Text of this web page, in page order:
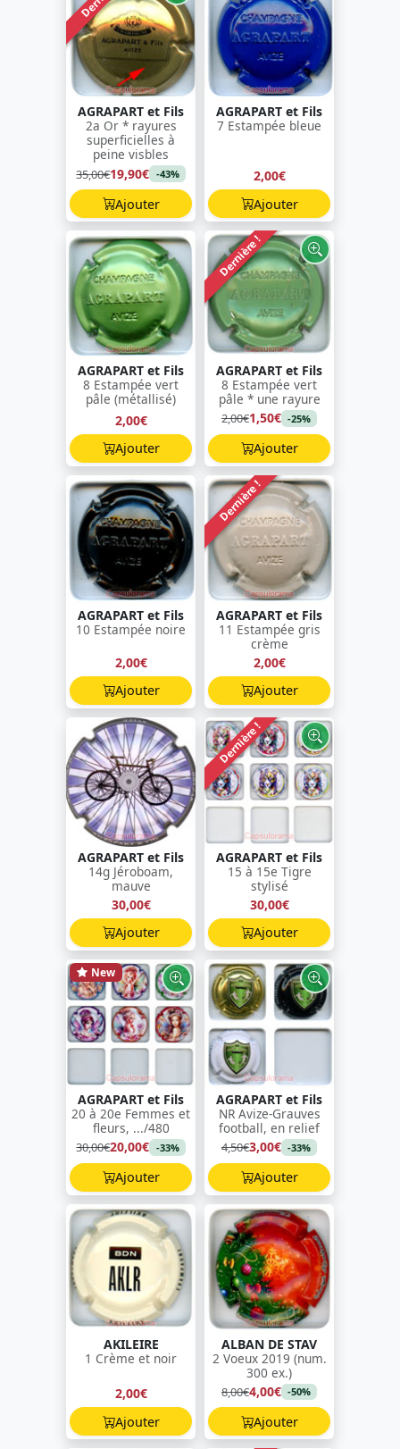
AGRAPART et Fils
2a Or * rayures
superficielles à
peine visbles
35,00€19,90€ -43%
Ajouter
AGRAPART et Fils
7 Estampée bleue
2,00€
Ajouter
AGRAPART et Fils
8 Estampée vert
pâle (métallisé)
2,00€
Ajouter
Dernière !
AGRAPART et Fils
8 Estampée vert
pâle * une rayure
2,00€1,50€ -25%
Ajouter
AGRAPART et Fils
10 Estampée noire
2,00€
Ajouter
Dernière !
AGRAPART et Fils
11 Estampée gris
crème
2,00€
Ajouter
AGRAPART et Fils
14g Jéroboam,
mauve
30,00€
Ajouter
Dernière !
AGRAPART et Fils
15 à 15e Tigre
stylisé
30,00€
Ajouter
New
AGRAPART et Fils
20 à 20e Femmes et
fleurs, .../480
30,00€20,00€ -33%
Ajouter
AGRAPART et Fils
NR Avize-Grauves
football, en relief
4,50€3,00€ -33%
Ajouter
AKILEIRE
1 Crème et noir
2,00€
Ajouter
ALBAN DE STAV
2 Voeux 2019 (num.
300 ex.)
8,00€4,00€ -50%
Ajouter